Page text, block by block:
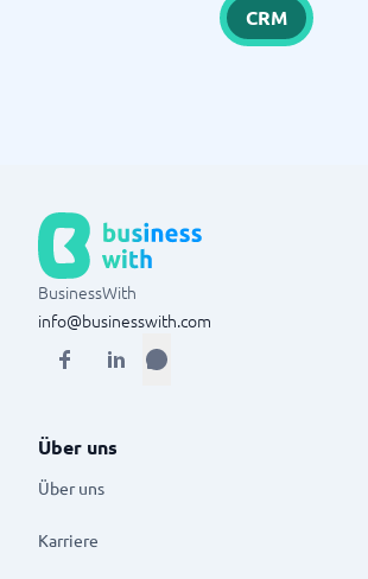
CRM
BusinessWith
info@businesswith.com
Über uns
Über uns
Karriere